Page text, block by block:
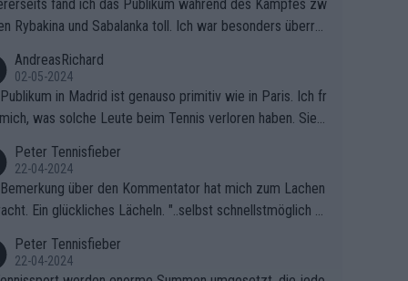
fand ich das Publikum während des Kampfes zw
Rybakina und Sabalanka toll. Ich war besonders überras
AndreasRichard
02-05-2024
in Madrid ist genauso primitiv wie in Paris. Ich fr
was solche Leute beim Tennis verloren haben. Sie s
Peter Tennisfieber
22-04-2024
über den Kommentator hat mich zum Lachen
Ein glückliches Lächeln. "..selbst schnellstmöglich na
Peter Tennisfieber
22-04-2024